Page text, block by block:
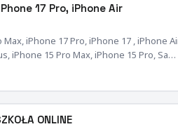
17 Pro, iPhone Air
iPhone 17 Pro, iPhone 17 , iPhone
iPhone 15 Pro Max, iPhone 15 Pro, Sa…
ONLINE